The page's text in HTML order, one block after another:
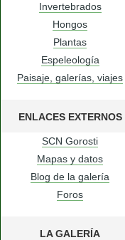
Invertebrados
Hongos
Plantas
Espeleología
Paisaje, galerías, viajes
ENLACES EXTERNOS
SCN Gorosti
Mapas y datos
Blog de la galería
Foros
LA GALERÍA